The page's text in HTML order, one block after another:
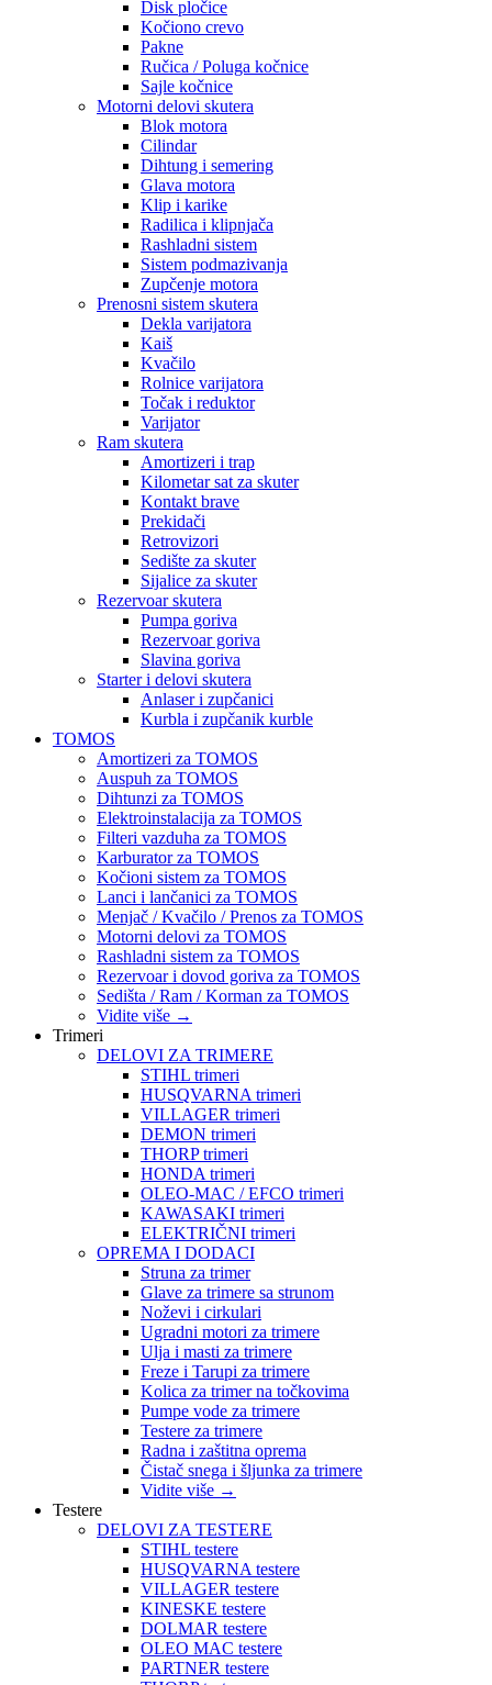
Disk pločice
Kočiono crevo
Pakne
Ručica / Poluga kočnice
Sajle kočnice
Motorni delovi skutera
Blok motora
Cilindar
Dihtung i semering
Glava motora
Klip i karike
Radilica i klipnjača
Rashladni sistem
Sistem podmazivanja
Zupčenje motora
Prenosni sistem skutera
Dekla varijatora
Kaiš
Kvačilo
Rolnice varijatora
Točak i reduktor
Varijator
Ram skutera
Amortizeri i trap
Kilometar sat za skuter
Kontakt brave
Prekidači
Retrovizori
Sedište za skuter
Sijalice za skuter
Rezervoar skutera
Pumpa goriva
Rezervoar goriva
Slavina goriva
Starter i delovi skutera
Anlaser i zupčanici
Kurbla i zupčanik kurble
TOMOS
Amortizeri za TOMOS
Auspuh za TOMOS
Dihtunzi za TOMOS
Elektroinstalacija za TOMOS
Filteri vazduha za TOMOS
Karburator za TOMOS
Kočioni sistem za TOMOS
Lanci i lančanici za TOMOS
Menjač / Kvačilo / Prenos za TOMOS
Motorni delovi za TOMOS
Rashladni sistem za TOMOS
Rezervoar i dovod goriva za TOMOS
Sedišta / Ram / Korman za TOMOS
Vidite više →
Trimeri
DELOVI ZA TRIMERE
STIHL trimeri
HUSQVARNA trimeri
VILLAGER trimeri
DEMON trimeri
THORP trimeri
HONDA trimeri
OLEO-MAC / EFCO trimeri
KAWASAKI trimeri
ELEKTRIČNI trimeri
OPREMA I DODACI
Struna za trimer
Glave za trimere sa strunom
Noževi i cirkulari
Ugradni motori za trimere
Ulja i masti za trimere
Freze i Tarupi za trimere
Kolica za trimer na točkovima
Pumpe vode za trimere
Testere za trimere
Radna i zaštitna oprema
Čistač snega i šljunka za trimere
Vidite više →
Testere
DELOVI ZA TESTERE
STIHL testere
HUSQVARNA testere
VILLAGER testere
KINESKE testere
DOLMAR testere
OLEO MAC testere
PARTNER testere